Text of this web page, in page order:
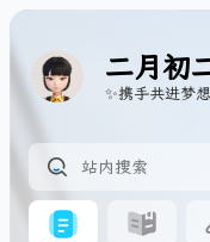
二月初
✨携手共进梦